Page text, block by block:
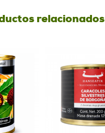
relacionados